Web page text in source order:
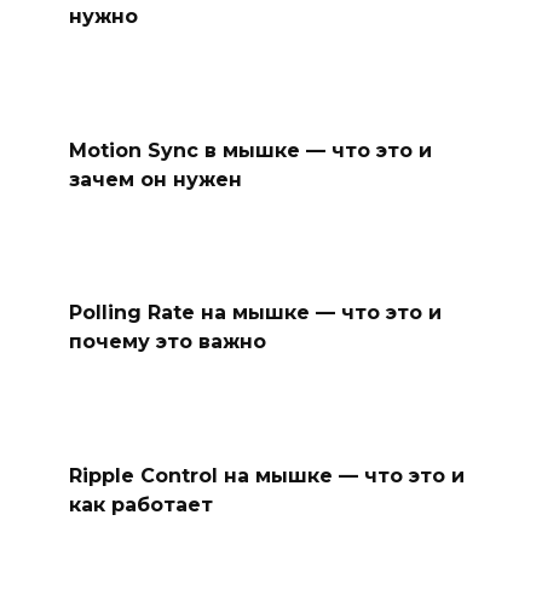
нужно
Motion Sync в мышке — что это и
зачем он нужен
Polling Rate на мышке — что это и
почему это важно
Ripple Control на мышке — что это и
как работает